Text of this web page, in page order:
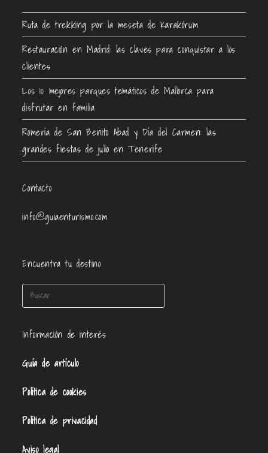
Ruta de trekking por la meseta de Karakórum
Restauración en Madrid: las claves para conquistar a los
clientes
Los 10 mejores parques temáticos de Mallorca para
disfrutar en familia
Romería de San Benito Abad y Día del Carmen: las
grandes fiestas de julio en Tenerife
Contacto
info@guiaenturismo.com
Encuentra tu destino
Información de interés
Guía de artículo
Política de cookies
Política de privacidad
Aviso legal